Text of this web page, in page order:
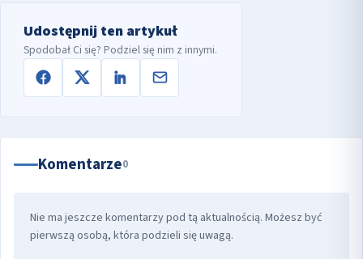
Udostępnij ten artykuł
Spodobał Ci się? Podziel się nim z innymi.
Komentarze0
Nie ma jeszcze komentarzy pod tą aktualnością. Możesz być
pierwszą osobą, która podzieli się uwagą.